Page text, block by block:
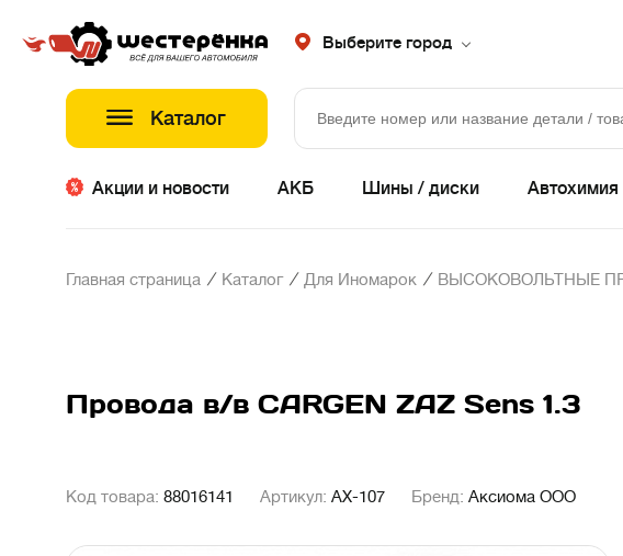
Выберите город
Каталог
Акции и новости АКБ Шины / диски Автохимия
Главная страница / Каталог / Для Иномарок / ВЫСОКОВОЛЬТНЫЕ
Провода в/в CARGEN ZAZ Sens 1.3
Код товара: 88016141 Артикул: АХ-107 Бренд: Аксиома ООО